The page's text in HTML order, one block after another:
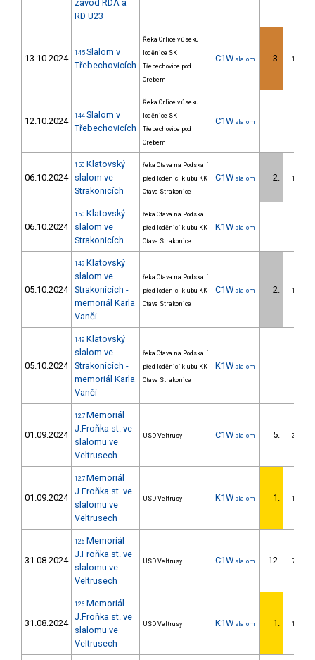
závod RDA a
RD U23
13.10.2024 145 Slalom v
Třebechovicích
Řeka Orlice v úseku
loděnice SK
Třebechovice pod
Orebem
C1W slalom 3. 1/DS
12.10.2024 144 Slalom v
Třebechovicích
Řeka Orlice v úseku
loděnice SK
Třebechovice pod
Orebem
C1W slalom
06.10.2024
150 Klatovský
slalom ve
Strakonicích
řeka Otava na Podskalí
před loděnicí klubu KK
Otava Strakonice
C1W slalom 2. 1/DS
06.10.2024
150 Klatovský
slalom ve
Strakonicích
řeka Otava na Podskalí
před loděnicí klubu KK
Otava Strakonice
K1W slalom
05.10.2024
149 Klatovský
slalom ve
Strakonicích -
memoriál Karla
Vanči
řeka Otava na Podskalí
před loděnicí klubu KK
Otava Strakonice
C1W slalom 2. 1/DS
05.10.2024
149 Klatovský
slalom ve
Strakonicích -
memoriál Karla
Vanči
řeka Otava na Podskalí
před loděnicí klubu KK
Otava Strakonice
K1W slalom
01.09.2024
127 Memoriál
J.Froňka st. ve
slalomu ve
Veltrusech
USD Veltrusy C1W slalom 5. 2/DS
01.09.2024
127 Memoriál
J.Froňka st. ve
slalomu ve
Veltrusech
USD Veltrusy K1W slalom 1. 1/DS
31.08.2024
126 Memoriál
J.Froňka st. ve
slalomu ve
Veltrusech
USD Veltrusy C1W slalom 12. 7/DS
31.08.2024
126 Memoriál
J.Froňka st. ve
slalomu ve
Veltrusech
USD Veltrusy K1W slalom 1. 1/DS